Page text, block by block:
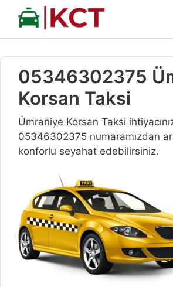
İçeriğe
05346302375
Korsan Taksi
Ümraniye Korsan Taksi
05346302375 numaramızdan
konforlu seyahat edebilirsiniz.